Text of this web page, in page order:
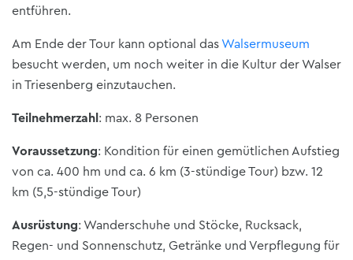
entführen.
Am Ende der Tour kann optional dasWalsermuseum
besucht werden, um noch weiter in die Kultur der Walser
in Triesenberg einzutauchen.
Teilnehmerzahl : max. 8 Personen
Voraussetzung: Kondition für einen gemütlichen Aufstieg
von ca. 400 hm und ca. 6 km (3-stündige Tour) bzw. 12
km (5,5-stündige Tour)
Ausrüstung: Wanderschuhe und Stöcke, Rucksack,
Regen- und Sonnenschutz, Getränke und Verpflegung für